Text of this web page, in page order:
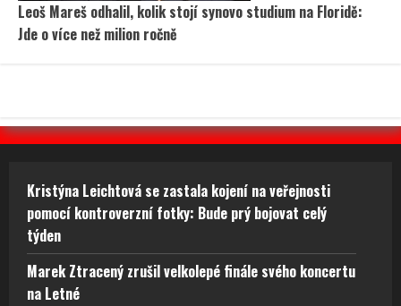
Leoš Mareš odhalil, kolik stojí synovo studium na Floridě:
Jde o více než milion ročně
Kristýna Leichtová se zastala kojení na veřejnosti
pomocí kontroverzní fotky: Bude prý bojovat celý
týden
Marek Ztracený zrušil velkolepé finále svého koncertu
na Letné